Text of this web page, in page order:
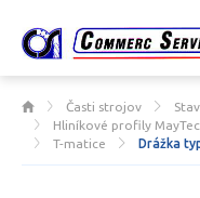
Časti strojov
Hliníkové profily MayTec
T-matice
Drážka